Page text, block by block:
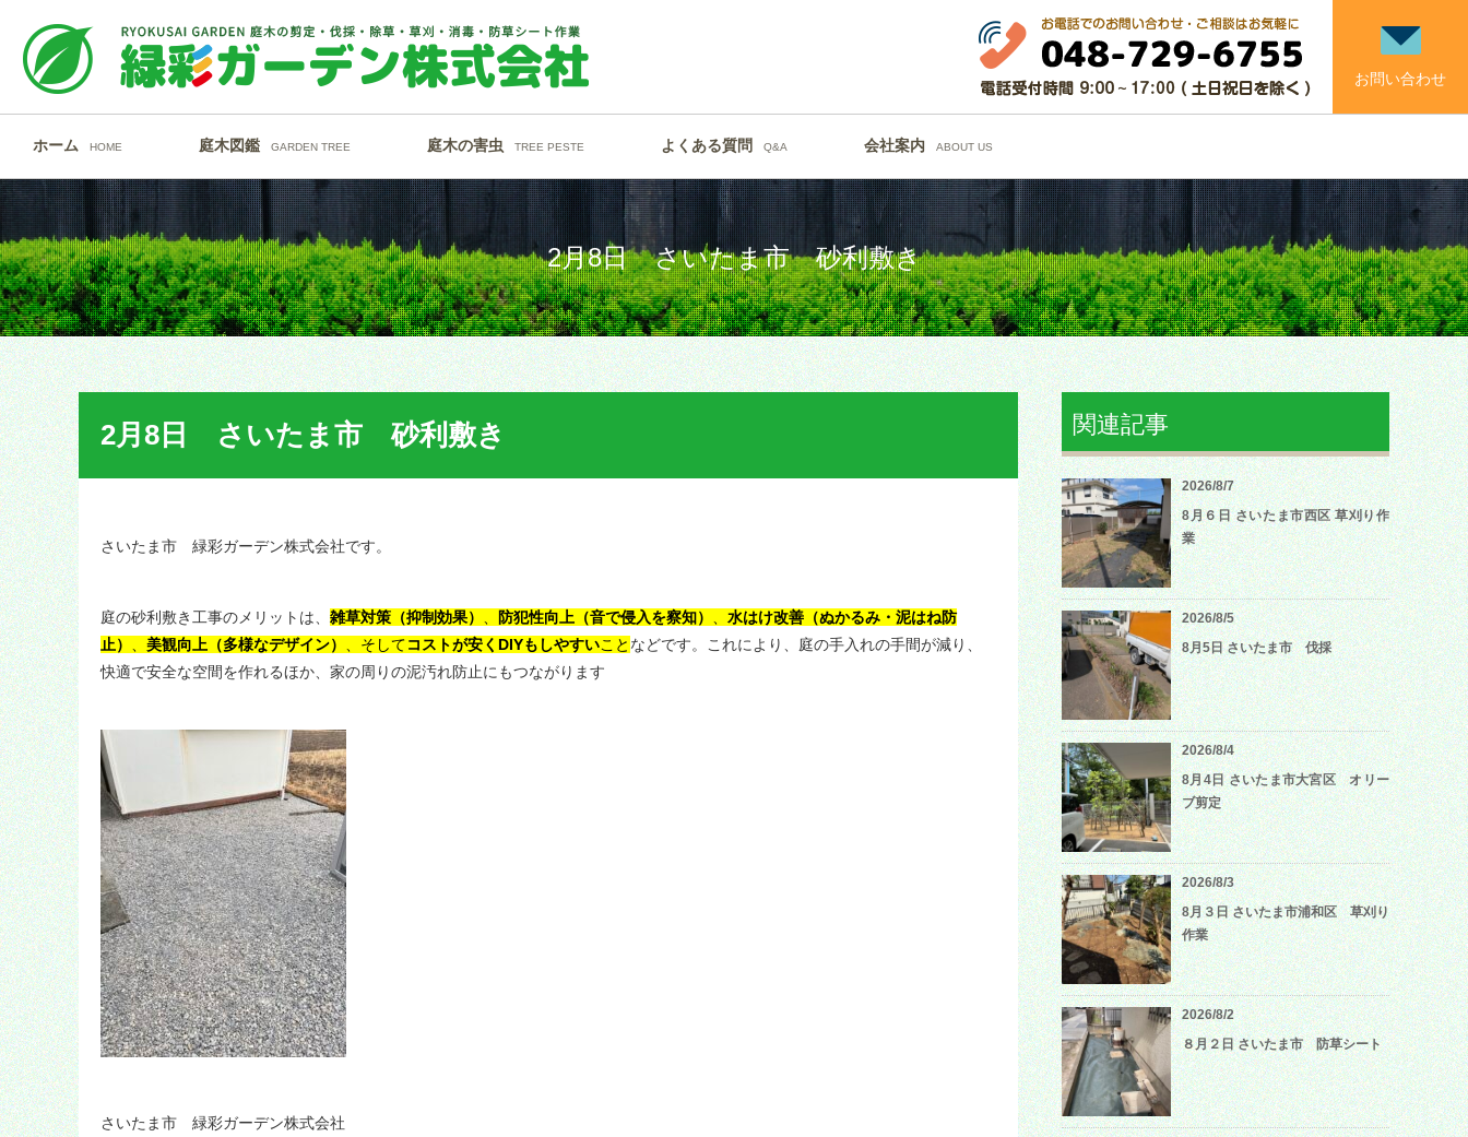
お問い合わせ
ホーム HOME 庭木図鑑 GARDEN TREE 庭木の害虫 TREE PESTE よくある質問 Q&A 会社案内 ABOUT US
2月8日 さいたま市 砂利敷き
2月8日 さいたま市 砂利敷き
さいたま市 緑彩ガーデン株式会社です。
庭の砂利敷き工事のメリットは、 雑草対策（抑制効果） 防犯性向上（音で侵入を察知）
水はけ改善（ぬかるみ・泥はね防
止）
美観向上（多様なデザイン） 、そしてコストが安くDIYもしやすいこと などです。これにより、庭の手入れの手間が減り、
快適で安全な空間を作れるほか、家の周りの泥汚れ防止にもつながります
さいたま市 緑彩ガーデン株式会社
関連記事
2026/8/7
8月６日 さいたま市西区 草刈り作
業
2026/8/5
8月5日 さいたま市 伐採
2026/8/4
8月4日 さいたま市大宮区 オリー
ブ剪定
2026/8/3
8月３日 さいたま市浦和区 草刈り
作業
2026/8/2
８月２日 さいたま市 防草シート